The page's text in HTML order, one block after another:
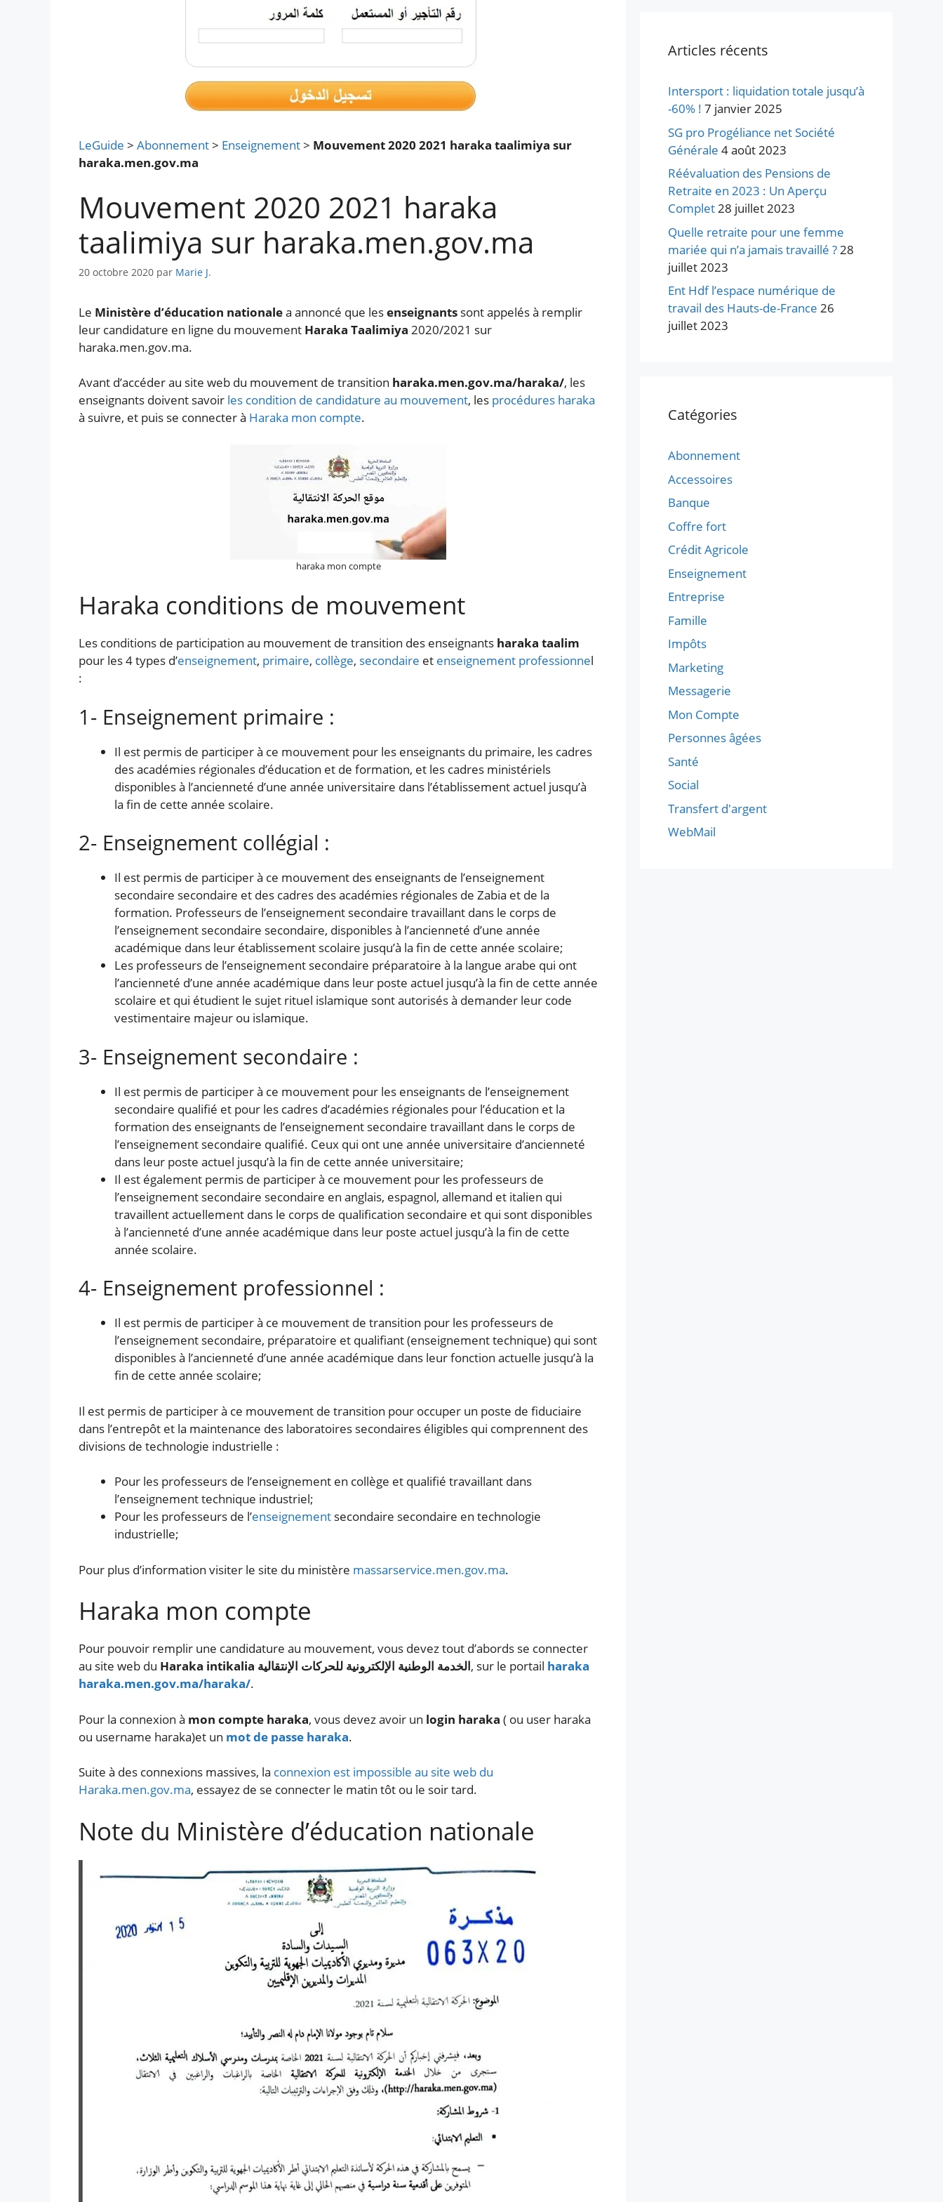
LeGuide > Abonnement> Enseignement> Mouvement 2020 2021 haraka taalimiya sur
haraka.men.gov.ma
Mouvement 2020 2021 haraka
taalimiya sur haraka.men.gov.ma
20 octobre 2020 par Marie J.
Le Ministère d’éducation nationalea annoncé que lesenseignants sont appelés à remplir
leur candidature en ligne du mouvement Haraka Taalimiya 2020/2021 sur
haraka.men.gov.ma.
Avant d’accéder au site web du mouvement de transition haraka.men.gov.ma/haraka/, les
enseignants doivent savoir les condition de candidature au mouvement, les procédures haraka
à suivre, et puis se connecter à Haraka mon compte.
haraka mon compte
Haraka conditions de mouvement
Les conditions de participation au mouvement de transition des enseignants haraka taalim
pour les 4 types d’enseignement, primaire, collège, secondaire et enseignement professionnel
:
1- Enseignement primaire :
Il est permis de participer à ce mouvement pour les enseignants du primaire, les cadres
des académies régionales d’éducation et de formation, et les cadres ministériels
disponibles à l’ancienneté d’une année universitaire dans l’établissement actuel jusqu’à
la fin de cette année scolaire.
2- Enseignement collégial :
Il est permis de participer à ce mouvement des enseignants de l’enseignement
secondaire secondaire et des cadres des académies régionales de Zabia et de la
formation. Professeurs de l’enseignement secondaire travaillant dans le corps de
l’enseignement secondaire secondaire, disponibles à l’ancienneté d’une année
académique dans leur établissement scolaire jusqu’à la fin de cette année scolaire;
Les professeurs de l’enseignement secondaire préparatoire à la langue arabe qui ont
l’ancienneté d’une année académique dans leur poste actuel jusqu’à la fin de cette année
scolaire et qui étudient le sujet rituel islamique sont autorisés à demander leur code
vestimentaire majeur ou islamique.
3- Enseignement secondaire :
Il est permis de participer à ce mouvement pour les enseignants de l’enseignement
secondaire qualifié et pour les cadres d’académies régionales pour l’éducation et la
formation des enseignants de l’enseignement secondaire travaillant dans le corps de
l’enseignement secondaire qualifié. Ceux qui ont une année universitaire d’ancienneté
dans leur poste actuel jusqu’à la fin de cette année universitaire;
Il est également permis de participer à ce mouvement pour les professeurs de
l’enseignement secondaire secondaire en anglais, espagnol, allemand et italien qui
travaillent actuellement dans le corps de qualification secondaire et qui sont disponibles
à l’ancienneté d’une année académique dans leur poste actuel jusqu’à la fin de cette
année scolaire.
4- Enseignement professionnel :
Il est permis de participer à ce mouvement de transition pour les professeurs de
l’enseignement secondaire, préparatoire et qualifiant (enseignement technique) qui sont
disponibles à l’ancienneté d’une année académique dans leur fonction actuelle jusqu’à la
fin de cette année scolaire;
Il est permis de participer à ce mouvement de transition pour occuper un poste de fiduciaire
dans l’entrepôt et la maintenance des laboratoires secondaires éligibles qui comprennent des
divisions de technologie industrielle :
Pour les professeurs de l’enseignement en collège et qualifié travaillant dans
l’enseignement technique industriel;
Pour les professeurs de l’enseignement secondaire secondaire en technologie
industrielle;
Pour plus d’information visiter le site du ministère massarservice.men.gov.ma.
Haraka mon compte
Pour pouvoir remplir une candidature au mouvement, vous devez tout d’abords se connecter
au site web du Haraka intikalia الخدمة الوطنية الإلكترونية للحركات الإنتقالية, sur le portail haraka
haraka.men.gov.ma/haraka/.
Pour la connexion à mon compte haraka, vous devez avoir un login haraka ( ou user haraka
ou username haraka)et un mot de passe haraka.
Suite à des connexions massives, la connexion est impossible au site web du
Haraka.men.gov.ma, essayez de se connecter le matin tôt ou le soir tard.
Note du Ministère d’éducation nationale
Articles récents
Intersport : liquidation totale jusqu’à
-60% ! 7 janvier 2025
SG pro Progéliance net Société
Générale 4 août 2023
Réévaluation des Pensions de
Retraite en 2023 : Un Aperçu
Complet28 juillet 2023
Quelle retraite pour une femme
mariée qui n’a jamais travaillé ? 28
juillet 2023
Ent Hdf l’espace numérique de
travail des Hauts-de-France 26
juillet 2023
Catégories
Abonnement
Accessoires
Banque
Coffre fort
Crédit Agricole
Enseignement
Entreprise
Famille
Impôts
Marketing
Messagerie
Mon Compte
Personnes âgées
Santé
Social
Transfert d'argent
WebMail